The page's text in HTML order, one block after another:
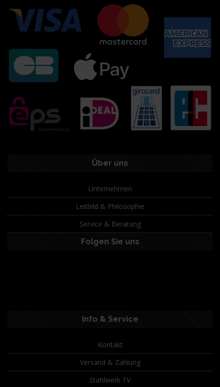
Über uns
Unternehmen
Leitbild & Philosophie
Service & Beratung
Folgen Sie uns
Info & Service
Kontakt
Versand & Zahlung
Stahlwerk TV